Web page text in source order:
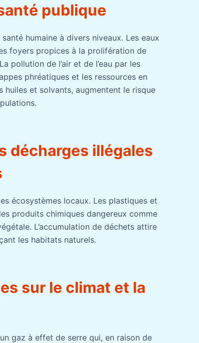
publique
humaine à divers niveaux. Les eaux
foyers propices à la prolifération de
pollution de l’air et de l’eau par les
phréatiques et les ressources en
huiles et solvants, augmentent le risque
décharges illégales
écosystèmes locaux. Les plastiques et
produits chimiques dangereux comme
L’accumulation de déchets attire
les habitats naturels.
sur le climat et la
gaz à effet de serre qui, en raison de